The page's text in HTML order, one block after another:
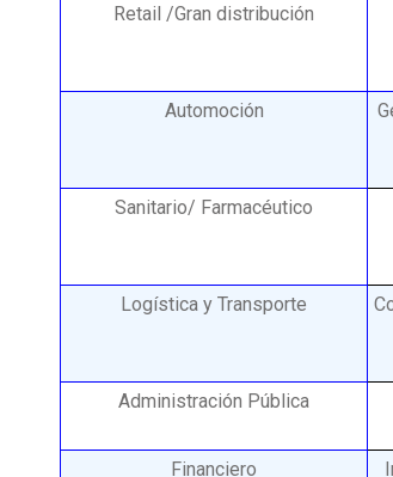
Retail /Gran distribución
Automoción
Sanitario/ Farmacéutico
Logística y Transporte
Administración Pública
Financiero